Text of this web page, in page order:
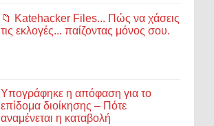
📁 Katehacker Files... Πώς να χάσεις
τις εκλογές... παίζοντας μόνος σου.
Υπογράφηκε η απόφαση για το
επίδομα διοίκησης – Πότε
αναμένεται η καταβολή